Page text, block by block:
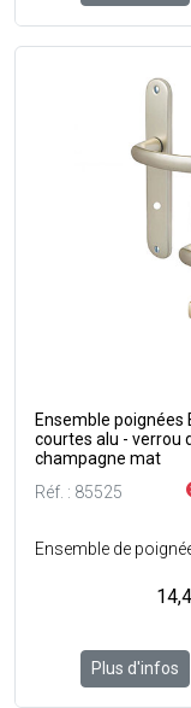
Ensemble poignées
courtes alu - verrou
champagne mat
Réf. : 85525
Plus d'infos